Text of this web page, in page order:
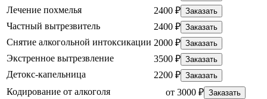
Лечение похмелья 2400 ₽ Заказать
Частный вытрезвитель 2400 ₽ Заказать
Снятие алкогольной интоксикации 2000 ₽ Заказать
Экстренное вытрезвление 3500 ₽ Заказать
Детокс-капельница 2200 ₽ Заказать
Кодирование от алкоголя от 3000 ₽ Заказать